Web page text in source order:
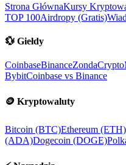
Strona GłównaKursy
TOP 100Airdropy (Gratis)
💱 Giełdy
CoinbaseBinanceZondaCrypto
BybitCoinbase vs Binance
🪙 Kryptowaluty
Bitcoin (BTC)Ethereum (ETH)
(ADA)Dogecoin (DOGE)